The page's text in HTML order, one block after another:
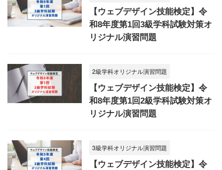
【ウェブデザイン技能検定】令
和8年度第1回3級学科試験対策オ
リジナル演習問題
2級学科オリジナル演習問題
【ウェブデザイン技能検定】令
和8年度第1回2級学科試験対策オ
リジナル演習問題
3級学科オリジナル演習問題
【ウェブデザイン技能検定】令